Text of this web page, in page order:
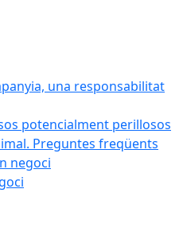
una responsabilitat
potencialment perillosos
Preguntes freqüents
negoci